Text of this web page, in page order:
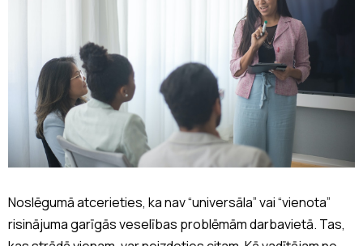
Noslēgumā atcerieties, ka nav “universāla” vai “vienota”
risinājuma garīgās veselības problēmām darbavietā. Tas,